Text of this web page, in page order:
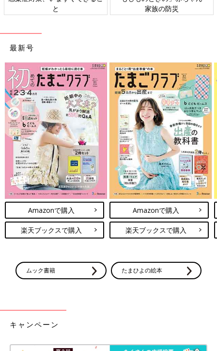
家族の防災
最新号
Amazonで購入
楽天ブックスで購入
Amazonで購入
楽天ブックスで購入
ムック書籍 たまひよの絵本
キャンペーン